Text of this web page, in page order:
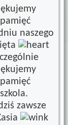
naszego
zawsze